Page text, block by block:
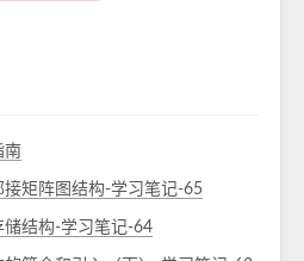
南
矩阵图结构-学习笔记-65
结构-学习笔记-64